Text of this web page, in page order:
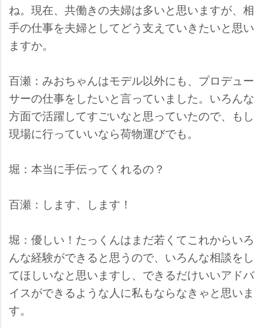
ね。現在、共働きの夫婦は多いと思いますが、相
手の仕事を夫婦としてどう支えていきたいと思い
ますか。
百瀬：みおちゃんはモデル以外にも、プロデュー
サーの仕事をしたいと言っていました。いろんな
方面で活躍してすごいなと思っていたので、もし
現場に行っていいなら荷物運びでも。
堀：本当に手伝ってくれるの？
百瀬：します、します！
堀：優しい！たっくんはまだ若くてこれからいろ
んな経験ができると思うので、いろんな相談をし
てほしいなと思いますし、できるだけいいアドバ
イスができるような人に私もならなきゃと思いま
す。